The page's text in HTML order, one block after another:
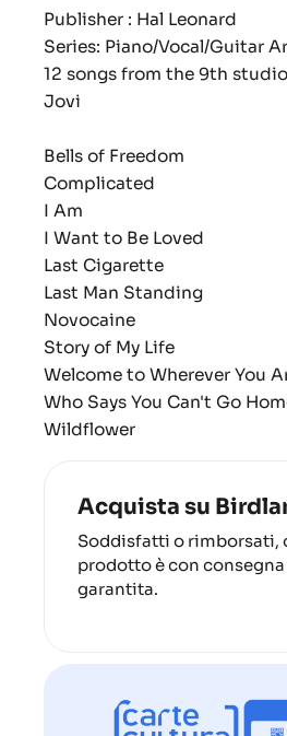
Publisher : Hal Leonard
Series: Piano/Vocal/Guitar
12 songs from the 9th
Jovi
Bells of Freedom
Complicated
I Am
I Want to Be Loved
Last Cigarette
Last Man Standing
Novocaine
Story of My Life
Welcome to Wherever You
Who Says You Can't Go
Wildflower
Acquista su
Soddisfatti o rimborsati,
prodotto è con
garantita.